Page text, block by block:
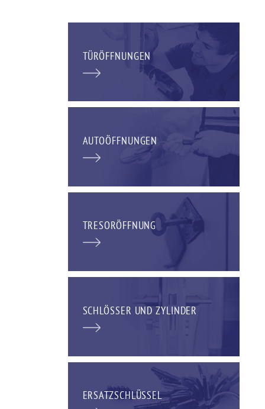
TÜRÖFFNUNGEN
AUTOÖFFNUNGEN
TRESORÖFFNUNG
SCHLÖSSER UND ZYLINDER
ERSATZSCHLÜSSEL